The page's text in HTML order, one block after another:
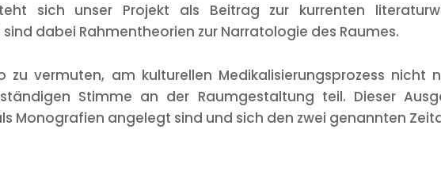
sich unser Projekt als Beitrag zur kurrenten
dabei Rahmentheorien zur Narratologie des Raumes.
vermuten, am kulturellen Medikalisierungsprozess nicht
Stimme an der Raumgestaltung teil. Dieser
Monografien angelegt sind und sich den zwei genannten